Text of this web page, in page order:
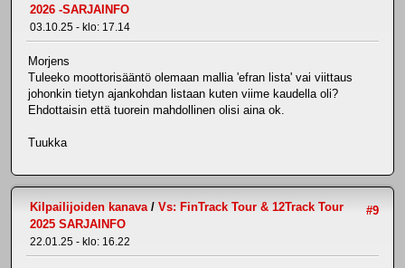
2026 -SARJAINFO
03.10.25 - klo: 17.14
Morjens
Tuleeko moottorisääntö olemaan mallia 'efran lista' vai viittaus
johonkin tietyn ajankohdan listaan kuten viime kaudella oli?
Ehdottaisin että tuorein mahdollinen olisi aina ok.
Tuukka
#9
Kilpailijoiden kanava/ Vs: FinTrack Tour & 12Track Tour
2025 SARJAINFO
22.01.25 - klo: 16.22